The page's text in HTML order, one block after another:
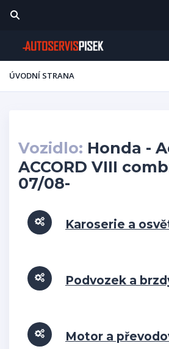
ÚVODNÍ STRANA
Vozidlo: Honda -
ACCORD VIII
07/08-
Karoserie a
Podvozek a
Motor a